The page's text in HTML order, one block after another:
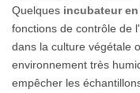
Quelques incubateur
fonctions de contrôle de
dans la culture végétale
environnement très
empêcher les